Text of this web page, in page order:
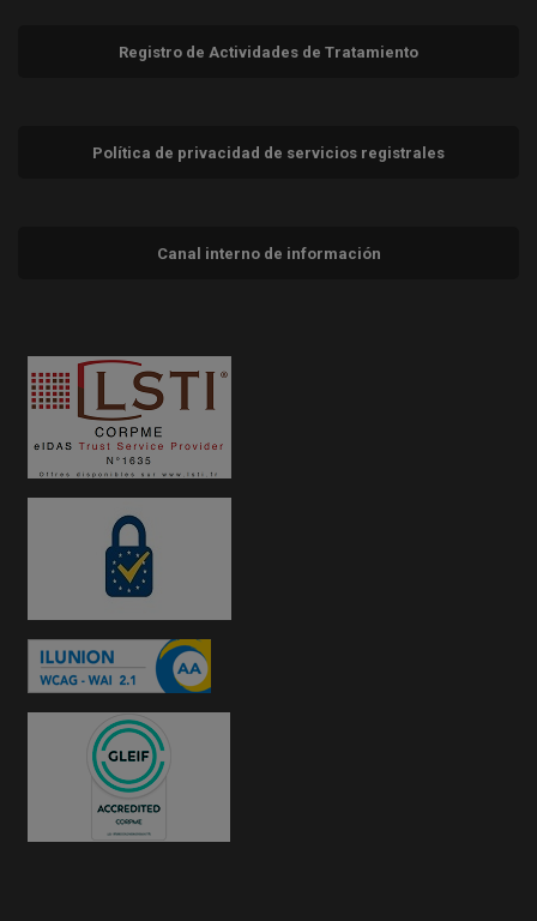
Registro de Actividades de Tratamiento
Política de privacidad de servicios registrales
Canal interno de información